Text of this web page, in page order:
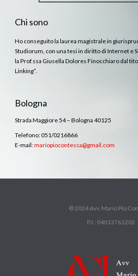
Chi sono
Ho conseguito la laurea magistrale in
Studiorum, con una tesi in diritto di Internet e
la Prof.ssa Giusella Dolores Finocchiaro dal
Linking”.
Bologna
Strada Maggiore 54 – Bologna 40125
Telefono: 051/0216866
E-mail:mariopiocontessa@gmail.com
© 2024 Avv. Mario Pio
P.I.: 04013761202